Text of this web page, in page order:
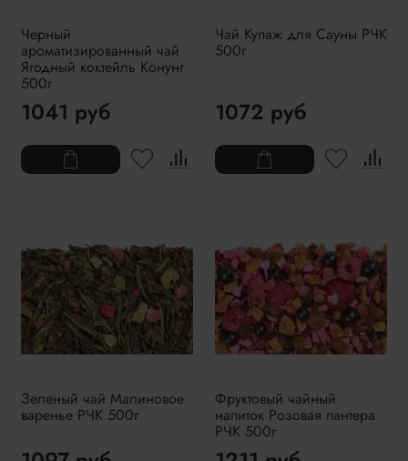
Черный
ароматизированный чай
Ягодный коктейль Конунг
500г
1041 руб
Чай Купаж для Сауны РЧК
500г
1072 руб
Зеленый чай Малиновое
варенье РЧК 500г
Фруктовый чайный
напиток Розовая пантера
РЧК 500г